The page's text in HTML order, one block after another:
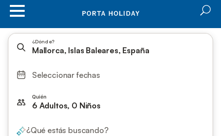
¿Dónde?
Mallorca, Islas Baleares, España
Seleccionar fechas
Quién
6 Adultos, 0 Niños
¿Qué estás buscando?